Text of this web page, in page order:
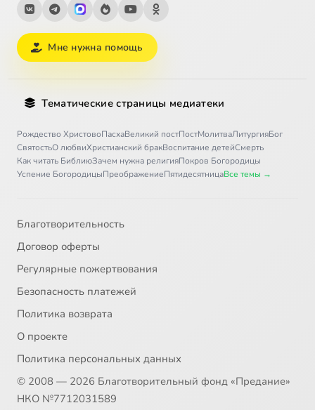
Мне нужна помощь
Тематические страницы медиатеки
Рождество ХристовоПасхаВеликий постПостМолитваЛитургияБог
СвятостьО любвиХристианский бракВоспитание детейСмерть
Как читать БиблиюЗачем нужна религияПокров Богородицы
Успение БогородицыПреображениеПятидесятницаВсе темы →
Благотворительность
Договор оферты
Регулярные пожертвования
Безопасность платежей
Политика возврата
О проекте
Политика персональных данных
© 2008 — 2026 Благотворительный фонд «Предание»
НКО №7712031589